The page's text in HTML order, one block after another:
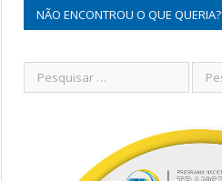
NÃO ENCONTROU O QUE QUERIA?